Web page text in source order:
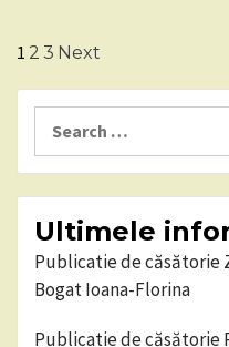
Posts
pagination
1 2 3 Next
Ultimele
Publicatie de căsătorie
Bogat Ioana-Florina
Publicatie de căsătorie